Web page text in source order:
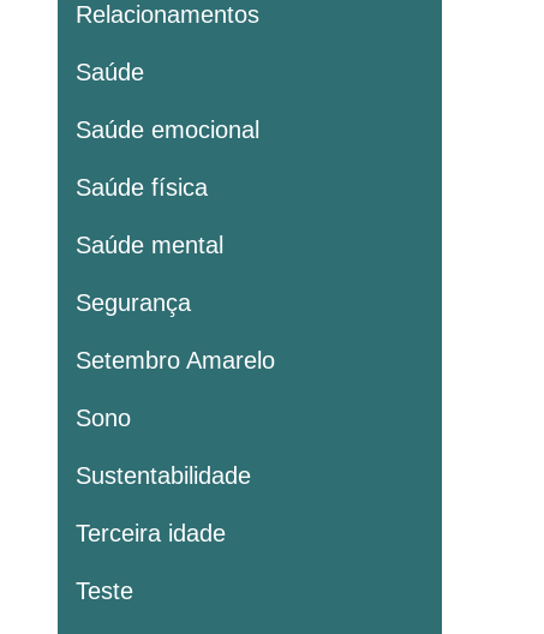
Relacionamentos
Saúde
Saúde emocional
Saúde física
Saúde mental
Segurança
Setembro Amarelo
Sono
Sustentabilidade
Terceira idade
Teste